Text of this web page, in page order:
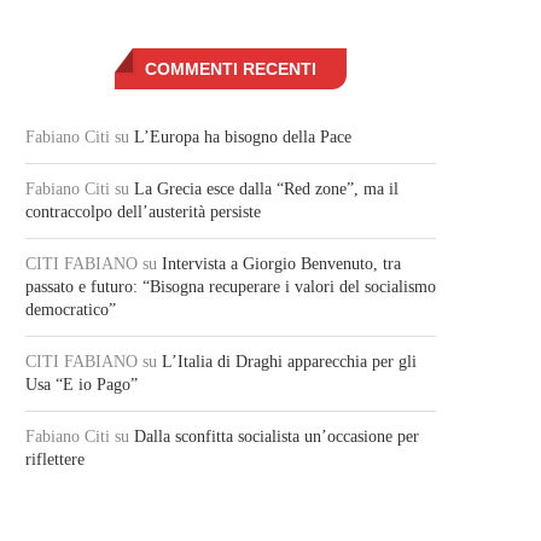
COMMENTI RECENTI
Fabiano Citi su L’Europa ha bisogno della Pace
Fabiano Citi su La Grecia esce dalla “Red zone”, ma il
contraccolpo dell’austerità persiste
CITI FABIANO su Intervista a Giorgio Benvenuto, tra
passato e futuro: “Bisogna recuperare i valori del socialismo
democratico”
CITI FABIANO su L’Italia di Draghi apparecchia per gli
Usa “E io Pago”
Fabiano Citi su Dalla sconfitta socialista un’occasione per
riflettere